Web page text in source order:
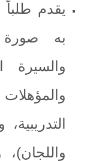
يقدم طلباً
به
والسيرة